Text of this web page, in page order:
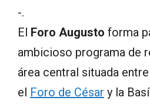
-.
El Foro Augusto forma
ambicioso programa de
área central situada
el Foro de César y la